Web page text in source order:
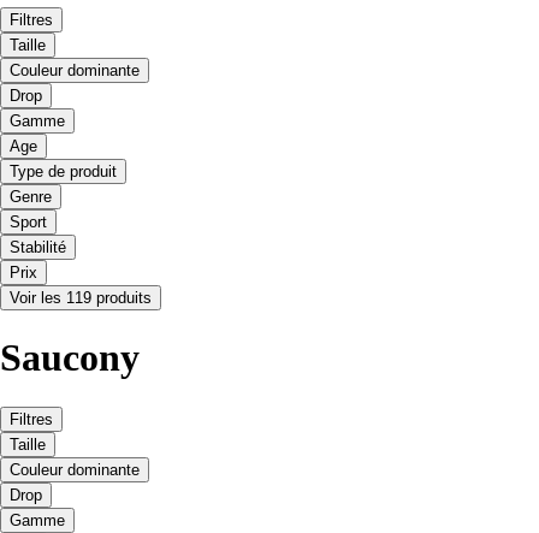
Filtres
Taille
Couleur dominante
Drop
Gamme
Age
Type de produit
Genre
Sport
Stabilité
Prix
Voir les 119 produits
Saucony
Filtres
Taille
Couleur dominante
Drop
Gamme